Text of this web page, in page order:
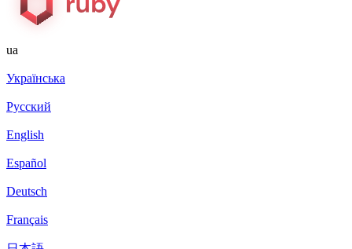
ua
Українська
Русский
English
Español
Deutsch
Français